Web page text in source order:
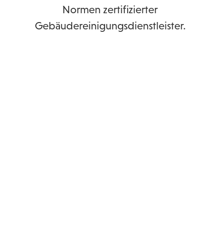
Normen zertifizierter
Gebäudereinigungsdienstleister.